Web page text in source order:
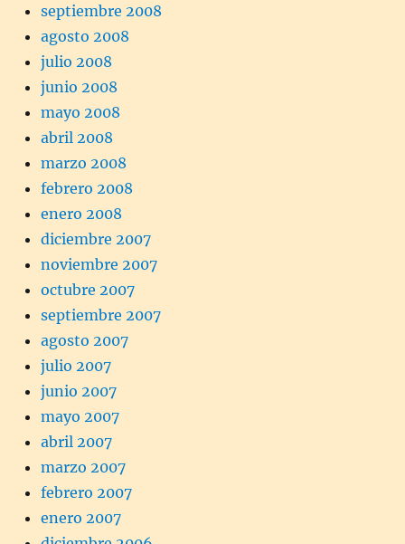
septiembre 2008
agosto 2008
julio 2008
junio 2008
mayo 2008
abril 2008
marzo 2008
febrero 2008
enero 2008
diciembre 2007
noviembre 2007
octubre 2007
septiembre 2007
agosto 2007
julio 2007
junio 2007
mayo 2007
abril 2007
marzo 2007
febrero 2007
enero 2007